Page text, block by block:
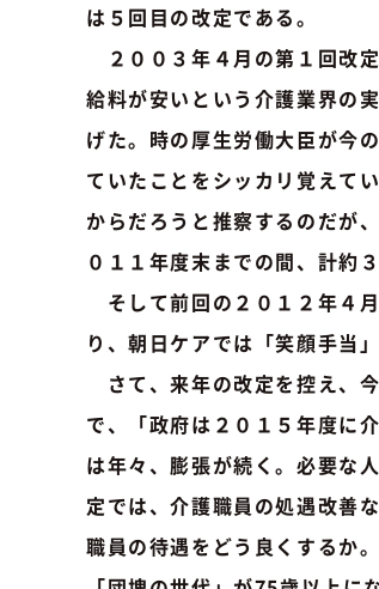
は５回目の改定である。
２００３年４月の第１回改
給料が安いという介護業界の
げた。時の厚生労働大臣が今
ていたことをシッカリ覚えて
からだろうと推察するのだが
０１１年度末までの間、計約
そして前回の２０１２年４
り、朝日ケアでは「笑顔手当
さて、来年の改定を控え、
で、「政府は２０１５年度に
は年々、膨張が続く。必要な
定では、介護職員の処遇改善
職員の待遇をどう良くするか